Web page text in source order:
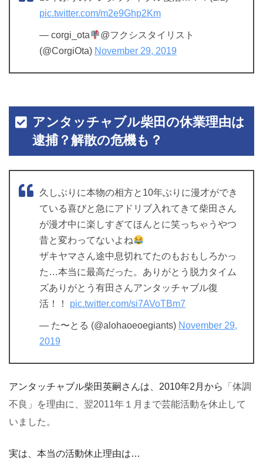
pic.twitter.com/m2e9Ghp2Km
— corgi_ota
@フクシスタイリスト
(@CorgiOta) November 29, 2019
アンタッチャブル柴田の休業理由は
逮捕？解散の危機も？
久しぶりに本物の相方と10年ぶりに漫才ができ
ている喜びと急にアドリブ入れてきて柴田さん
が漫才中に楽しすぎてほんとに笑っちゃうやつ
昔と変わってないよね
ザキヤマさん途中息切れてたのもおもしろかっ
た…本当に最高だった。ありがとう脱力タイム
ズありがとう有田さんアンタッチャブル復
活！！ pic.twitter.com/si7AVoTBm7
— た〜とる (@alohaoeoegiants) November 29,
2019
アンタッチャブル柴田英嗣さんは、2010年2月から
「体調
不良」を理由に、翌2011年１月まで芸能活動を休止して
いました。
実は、本当の活動休止理由は…